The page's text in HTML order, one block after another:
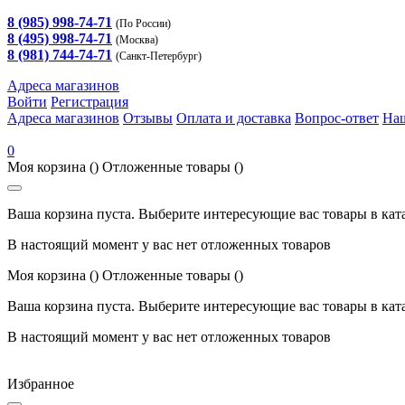
8 (985) 998-74-71 (По России)
8 (495) 998-74-71 (Москва)
8 (981) 744-74-71 (Санкт-Петербург)
Адреса магазинов
Войти Регистрация
Адреса магазинов Отзывы Оплата и доставка Вопрос-ответ
0
Моя корзина () Отложенные товары ()
Ваша корзина пуста. Выберите интересующие вас товары в
В настоящий момент у вас нет отложенных товаров
Моя корзина () Отложенные товары ()
Ваша корзина пуста. Выберите интересующие вас товары в
В настоящий момент у вас нет отложенных товаров
Избранное